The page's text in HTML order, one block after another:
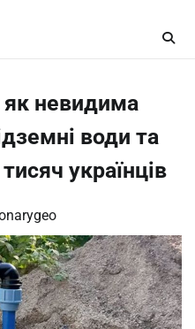
як невидима
води та
українців